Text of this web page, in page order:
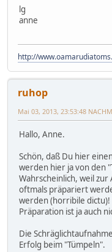
lg
anne
http://
ruhop
Mai 03, 2013, 23:53:48
Hallo, Anne.
Schön, daß Du hier
werden hier ja von den
Wahrscheinlich, weil
oftmals präpariert
werden (horribile
Präparation ist ja auch
Die
Erfolg beim "Tümpeln".